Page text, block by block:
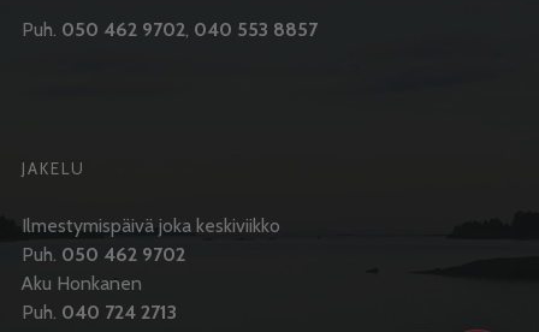
Puh. 050 462 9702, 040 553 8857
JAKELU
Ilmestymispäivä joka keskiviikko
Puh. 050 462 9702
Aku Honkanen
Puh. 040 724 2713